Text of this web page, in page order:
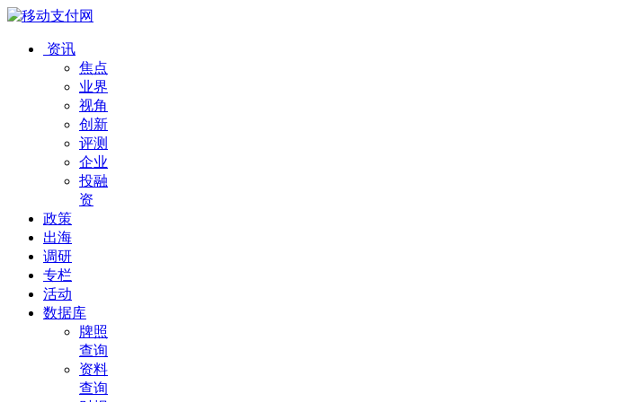
资讯
焦点
业界
视角
创新
评测
企业
投融
资
政策
出海
调研
专栏
活动
数据库
牌照
查询
资料
查询